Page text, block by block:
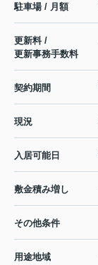
駐車場 / 月額
更新料 /
更新事務手数料
契約期間
現況
入居可能日
敷金積み増し
その他条件
用途地域